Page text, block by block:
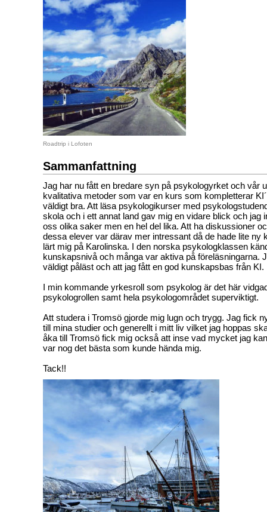
Roadtrip i Lofoten
Sammanfattning
Jag har nu fått en bredare syn på psykologyrket och vår
kvalitativa metoder som var en kurs som kompletterar
väldigt bra. Att läsa psykologikurser med
skola och i ett annat land gav mig en vidare blick och jag
oss olika saker men en hel del lika. Att ha diskussioner
dessa elever var därav mer intressant då de hade lite ny
lärt mig på Karolinska. I den norska psykologklassen
kunskapsnivå och många var aktiva på föreläsningarna.
väldigt påläst och att jag fått en god kunskapsbas från KI.
I min kommande yrkesroll som psykolog är det här
psykologrollen samt hela psykologområdet superviktigt.
Att studera i Tromsö gjorde mig lugn och trygg. Jag fick
till mina studier och generellt i mitt liv vilket jag hoppas
åka till Tromsö fick mig också att inse vad mycket jag
var nog det bästa som kunde hända mig.
Tack!!